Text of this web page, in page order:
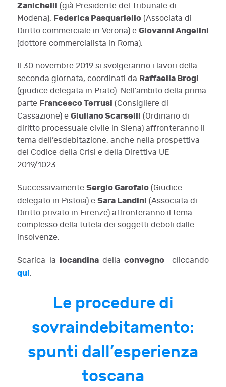
Zanichelli (già Presidente del Tribunale di
Modena), Federica Pasquariello (Associata di
Diritto commerciale in Verona) e Giovanni Angelini
(dottore commercialista in Roma).
Il 30 novembre 2019 si svolgeranno i lavori della
seconda giornata, coordinati da Raffaella Brogi
(giudice delegata in Prato). Nell’ambito della prima
parte Francesco Terrusi (Consigliere di
Cassazione) e Giuliano Scarselli (Ordinario di
diritto processuale civile in Siena) affronteranno il
tema dell’esdebitazione, anche nella prospettiva
del Codice della Crisi e della Direttiva UE
2019/1023.
Successivamente Sergio Garofalo (Giudice
delegato in Pistoia) e Sara Landini (Associata di
Diritto privato in Firenze) affronteranno il tema
complesso della tutela dei soggetti deboli dalle
insolvenze.
Scarica la locandina della convegno cliccando
qui.
Le procedure di
sovraindebitamento:
spunti dall’esperienza
toscana